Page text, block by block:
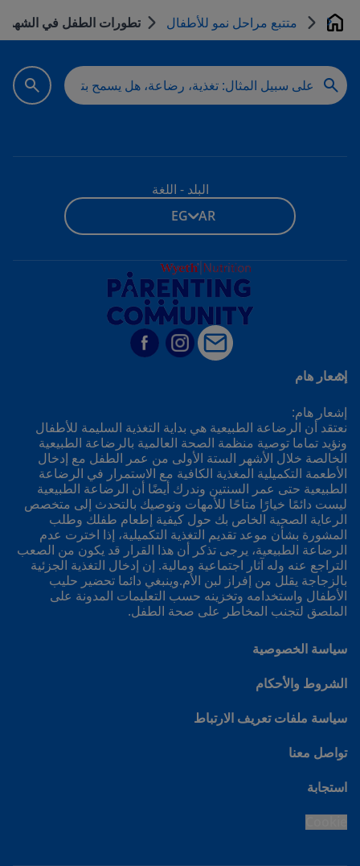
بيت متتبع مراحل نمو للأطفال تطورات الطفل في الشهر
البلد - اللغة
EG - AR
إشعار هام
إشعار هام:
نعتقد أن الرضاعة الطبيعية هي بداية التغذية السليمة للأطفال
ونؤيد تماما توصية منظمة الصحة العالمية بالرضاعة الطبيعية
الخالصة خلال الأشهر الستة الأولى من عمر الطفل مع إدخال
الأطعمة التكميلية المغذية الكافية مع الاستمرار في الرضاعة
الطبيعية حتى عمر السنتين وندرك أيضًا أن الرضاعة الطبيعية
ليست دائمًا خيارًا متاحًا للأمهات ونوصيك بالتحدث إلى متخصص
الرعاية الصحية الخاص بك حول كيفية إطعام طفلك وطلب
المشورة بشأن موعد تقديم التغذية التكميلية، إذا اخترت عدم
الرضاعة الطبيعية، يرجى تذكر أن هذا القرار قد يكون من الصعب
التراجع عنه وله آثار اجتماعية ومالية. إن إدخال التغذية الجزئية
بالزجاجة يقلل من إفراز لبن الأم.وينبغي دائما تحضير حليب
الأطفال واستخدامه وتخزينه حسب التعليمات المدونة على
الملصق لتجنب المخاطر على صحة الطفل.
سياسة الخصوصية
الشروط والأحكام
سياسة ملفات تعريف الارتباط
تواصل معنا
استجابة